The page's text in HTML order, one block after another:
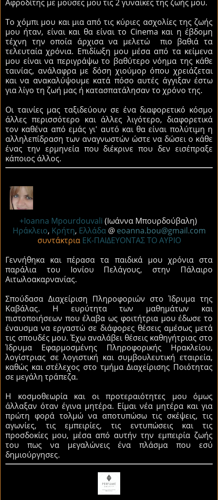
Αφροδίτης με μούσες μου τις 2 γυναίκες της ζωής μου.
Το χόμπι μου και μια από τις κύριες ασχολίες της ζωής
μου ήταν, είναι και θα είναι το Cinema και η έβδομη
τέχνη την οποία άρχισα να μελετώ πιο βαθιά τα
τελευταία χρόνια. Επιδίωξη μου μέσα από τα κείμενα
μου είναι να περιγράψω το βαθύτερο νόημα της κάθε
ταινίας, ανάλαφρα με δόση χιούμορ όπου χρειάζεται
και να ανακαλύψουμε κατά πόσο αυτές άγγιξαν έστω
για λίγο τη ζωή μας ή κατασπατάλησαν το χρόνο της.
Οι ταινίες μας ταξιδεύουν σε ένα διαφορετικό κόσμο
άλλες περισσότερο και άλλες λιγότερο, διαφορετικά
τον καθένα από εμάς γι' αυτό και θα είναι πολύτιμη η
αλληλεπίδραση των αναγνωστών ώστε να δώσει ο κάθε
ένας την ερμηνεία που διέκρινε που δεν εισέπραξε
κάποιος άλλος.
+Ioanna Mpourdouvali (Ιωάννα Μπουρδούβαλη)
Ηράκλειο, Κρήτη, Ελλάδα@ eoanna.bou@gmail.com
συντάκτρια ΕΚ-ΠΑΙΔΕΥΟΝΤΑΣ ΤΟ ΑΥΡΙΟ
Γεννήθηκα και πέρασα τα παιδικά μου χρόνια στα
παράλια του Ιονίου Πελάγους, στην Πάλαιρο
Αιτωλοακαρνανίας.
Σπούδασα Διαχείριση Πληροφοριών στο Ίδρυμα της
Καβάλας. Η ευρύτητα των μαθημάτων και
πιστοποιήσεων που έλαβα ως φοιτήτρια μου έδωσε το
έναυσμα να εργαστώ σε διάφορες θέσεις αμέσως μετά
τις σπουδές μου. Έχω αναλάβει θέσεις καθηγήτριας στο
Ίδρυμα Εφαρμοσμένης Πληροφορικής Ηρακλείου,
λογίστριας σε λογιστική και συμβουλευτική εταιρεία,
καθώς και στέλεχος στο τμήμα Διαχείρισης Ποιότητας
σε μεγάλη τράπεζα.
Η κοσμοθεωρία και οι προτεραιότητες μου όμως
άλλαξαν όταν έγινα μητέρα. Είμαι νέα μητέρα και για
πρώτη φορά τολμώ να αποτυπώσω τις σκέψεις, τις
αγωνίες, τις εμπειρίες, τις εντυπώσεις και τις
προσδοκίες μου, μέσα από αυτήν την εμπειρία ζωής
του πως να μεγαλώνεις ένα πλάσμα που εσύ
δημιούργησες.